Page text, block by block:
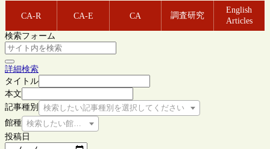
CA-R CA-E CA 調査研究
English
Articles
検索フォーム
詳細検索
タイトル
本文
記事種別
検索したい記事種別を選択してください
館種 検索したい館種を選択してください
投稿日